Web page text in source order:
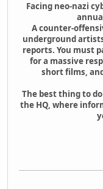
Facing neo-nazi
A counter-
underground
reports. You must
for a massive
short films,
The best thing to
the HQ, where